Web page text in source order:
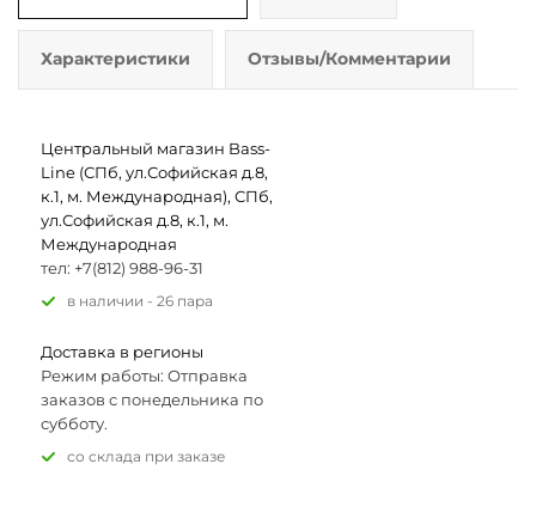
Характеристики Отзывы/Комментарии
Центральный магазин Bass-
Line (СПб, ул.Софийская д.8,
к.1, м. Международная), СПб,
ул.Софийская д.8, к.1, м.
Международная
тел: +7(812) 988-96-31
В наличии - 26 пара
Доставка в регионы
Режим работы: Отправка
заказов с понедельника по
субботу.
Со склада при заказе